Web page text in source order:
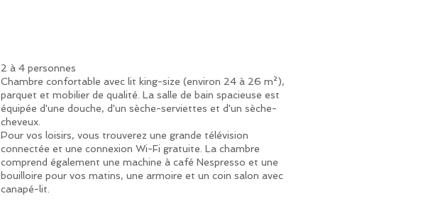
2 à 4 personnes
Chambre confortable avec lit king-size (environ 24 à 26 m²),
parquet et mobilier de qualité. La salle de bain spacieuse est
équipée d'une douche, d'un sèche-serviettes et d'un sèche-
cheveux.
Pour vos loisirs, vous trouverez une grande télévision
connectée et une connexion Wi-Fi gratuite. La chambre
comprend également une machine à café Nespresso et une
bouilloire pour vos matins, une armoire et un coin salon avec
canapé-lit.